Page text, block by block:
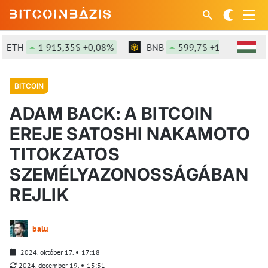
1 915,35$ +0,08% BNB 599,7$ +1,21%
BITCOIN
ADAM BACK: A BITCOIN
EREJE SATOSHI NAKAMOTO
TITOKZATOS
SZEMÉLYAZONOSSÁGÁBAN
REJLIK
balu
2024. október 17.
17:18
2024. december 19.
15:31